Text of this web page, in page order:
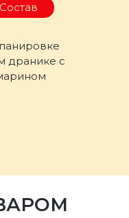
Состав
дранике с